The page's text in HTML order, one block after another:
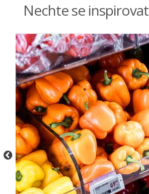
Nechte se inspirovat